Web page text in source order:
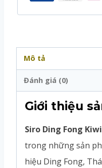
Mô tả
Đánh giá (0)
Giới thiệu
Siro Ding Fong
trong những sản
hiệu Ding Fong,